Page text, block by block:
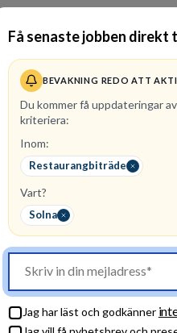
Få senaste jobben direkt
BEVAKNING REDO ATT
Du kommer få uppdateringar av
kriteriera:
Inom:
Restaurangbiträde
Vart?
Solna
Jag har läst och godkänner